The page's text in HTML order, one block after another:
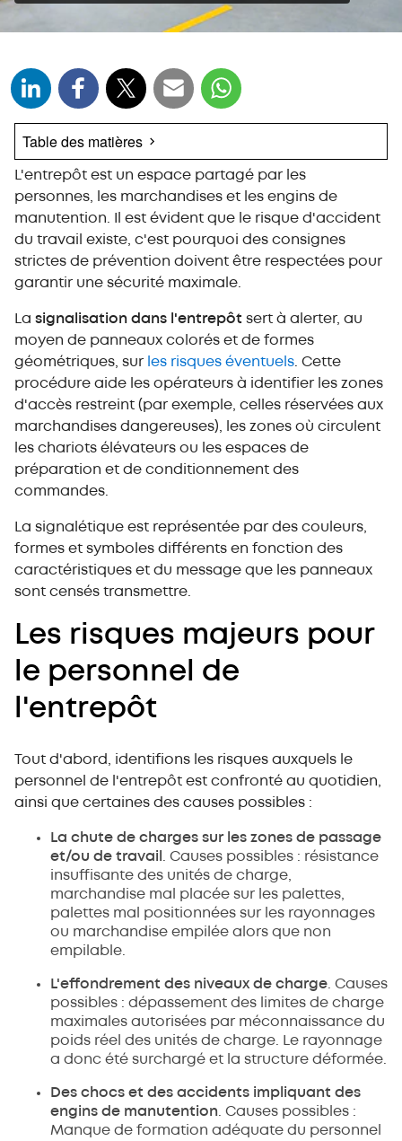
Table des matières
Les risques majeurs pour le personnel de
l'entrepôt
Quelle signalisation installer dans l'entrepôt ?
Quelle est la signalétique typique dans un
entrepôt ?
Les plaques signalétiques des rayonnages
Caractéristiques des autres types de signaux :
lumineuses et sonores
La signalisation lumineuse
La signalisation sonore
Les signaux gestuels
La signalisation de prévention et de sécurité
L'entrepôt est un espace partagé par les
personnes, les marchandises et les engins de
manutention. Il est évident que le risque d'accident
du travail existe, c'est pourquoi des consignes
strictes de prévention doivent être respectées pour
garantir une sécurité maximale.
La signalisation dans l'entrepôt sert à alerter, au
moyen de panneaux colorés et de formes
géométriques, sur les risques éventuels . Cette
procédure aide les opérateurs à identifier les zones
d'accès restreint (par exemple, celles réservées aux
marchandises dangereuses), les zones où circulent
les chariots élévateurs ou les espaces de
préparation et de conditionnement des
commandes.
La signalétique est représentée par des couleurs,
formes et symboles différents en fonction des
caractéristiques et du message que les panneaux
sont censés transmettre.
Les risques majeurs pour
le personnel de
l'entrepôt
Tout d'abord, identifions les risques auxquels le
personnel de l'entrepôt est confronté au quotidien,
ainsi que certaines des causes possibles :
La chute de charges sur les zones de passage
et/ou de travail
. Causes possibles : résistance
insuffisante des unités de charge,
marchandise mal placée sur les palettes,
palettes mal positionnées sur les rayonnages
ou marchandise empilée alors que non
empilable.
L'effondrement des niveaux de charge . Causes
possibles : dépassement des limites de charge
maximales autorisées par méconnaissance du
poids réel des unités de charge. Le rayonnage
a donc été surchargé et la structure déformée.
Des chocs et des accidents impliquant des
engins de manutention . Causes possibles :
Manque de formation adéquate du personnel